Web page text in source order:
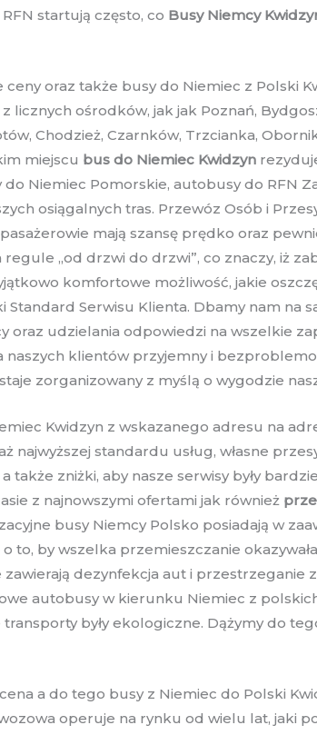
startują często, co Busy Niemcy
ceny oraz także busy do Niemiec z Polski
ośrodków, jak jak Poznań,
Chodzież, Czarnków, Trzcianka,
miejscu bus do Niemiec Kwidzyn
Niemiec Pomorskie, autobusy do RFN
osiągalnych tras. Przewóz Osób i
mają szansę prędko oraz
„od drzwi do drzwi”, co znaczy, iż
komfortowe możliwość, jakie
Serwisu Klienta. Dbamy nam na
oraz udzielania odpowiedzi na wszelkie
naszych klientów przyjemny i
zorganizowany z myślą o wygodzie
Kwidzyn z wskazanego adresu na
najwyższej standardu usług, własne
zniżki, aby nasze serwisy były
z najnowszymi ofertami jak również
busy Niemcy Polsko posiadają w
by wszelka przemieszczanie
dezynfekcja aut i
autobusy w kierunku Niemiec z
transporty były ekologiczne. Dążymy do
a do tego busy z Niemiec do Polski
operuje na rynku od wielu lat, jaki